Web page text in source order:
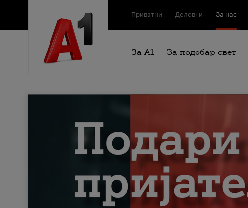
Приватни Деловни За нас
За А1 За подобар свет